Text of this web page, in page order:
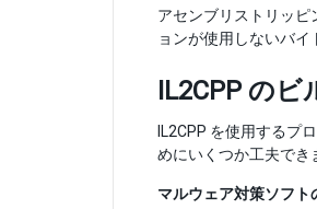
アセンブリストリッ
ョンが使用しないバイ
IL2CPP の
IL2CPP を使用するプ
めにいくつか工夫でき
マルウェア対策ソフト